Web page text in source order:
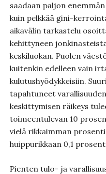
saadaan paljon
kuin pelkkää gini-
aikavälin tarkastelu
kehittyneen
keskiluokan. Puolen
kuitenkin edelleen vain
kulutushyödykkeisiin.
tapahtuneet
keskittymisen räikeys
toimeentulevan 10
vielä rikkaimman
huippurikkaan 0,1
Pienten tulo- ja